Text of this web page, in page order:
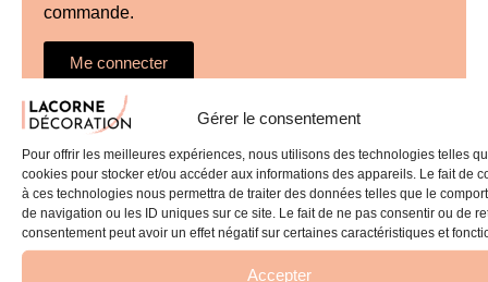
Gérer le consentement
Pour offrir les meilleures expériences, nous utilisons des technologies telles
cookies pour stocker et/ou accéder aux informations des appareils. Le fait de
à ces technologies nous permettra de traiter des données telles que le
de navigation ou les ID uniques sur ce site. Le fait de ne pas consentir ou de
consentement peut avoir un effet négatif sur certaines caractéristiques et
Accepter
commande.
Me connecter
Créer un compte
À découvrir également